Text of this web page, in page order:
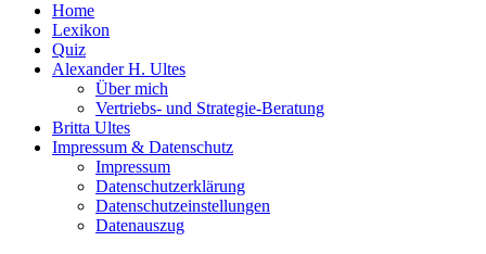
Home
Lexikon
Quiz
Alexander H. Ultes
Über mich
Vertriebs- und Strategie-Beratung
Britta Ultes
Impressum & Datenschutz
Impressum
Datenschutzerklärung
Datenschutzeinstellungen
Datenauszug